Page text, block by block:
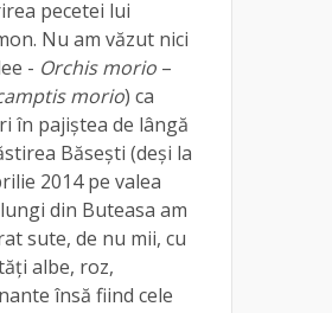
pecetei lui
Nu am văzut nici
- Orchis morio –
morio) ca
în pajiștea de lângă
Băsești (deși la
2014 pe valea
din Buteasa am
sute, de nu mii, cu
albe, roz,
însă fiind cele